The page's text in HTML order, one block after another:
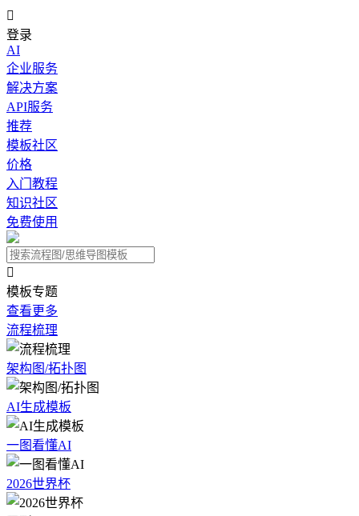

登录
AI
企业服务
解决方案
API服务
推荐
模板社区
价格
入门教程
知识社区
免费使用

模板专题
查看更多
流程梳理
架构图/拓扑图
AI生成模板
一图看懂AI
2026世界杯